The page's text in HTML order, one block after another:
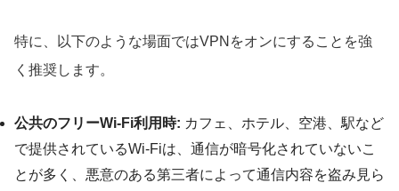
特に、以下のような場面ではVPNをオンにすることを強
く推奨します。
公共のフリーWi-Fi利用時: カフェ、ホテル、空港、駅など
で提供されているWi-Fiは、通信が暗号化されていないこ
とが多く、悪意のある第三者によって通信内容を盗み見ら